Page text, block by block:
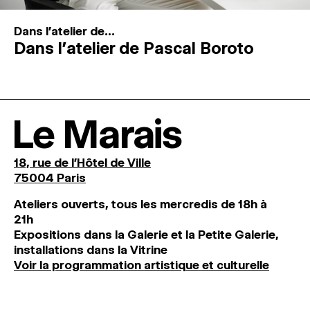
Dans l'atelier de...
Dans l’atelier de Pascal Boroto
Le Marais
18, rue de l'Hôtel de Ville
75004 Paris
Ateliers ouverts, tous les mercredis de 18h à
21h
Expositions dans la Galerie et la Petite Galerie,
installations dans la Vitrine
Voir la programmation artistique et culturelle